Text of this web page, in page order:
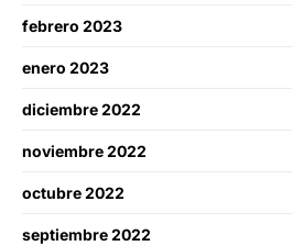
febrero 2023
enero 2023
diciembre 2022
noviembre 2022
octubre 2022
septiembre 2022